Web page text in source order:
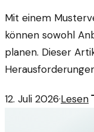
Mit einem
können sowohl
planen. Dieser
12. Juli 2026·Lesen